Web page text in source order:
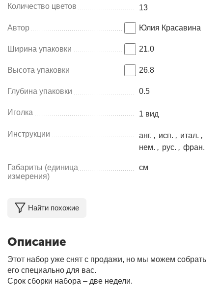
Количество цветов 13
Автор Юлия Красавина
Ширина упаковки 21.0
Высота упаковки 26.8
Глубина упаковки 0.5
Иголка 1 вид
Инструкции анг. , исп. , итал. ,
нем. , рус. , фран.
Габариты (единица
измерения)
см
Найти похожие
Описание
Этот набор уже снят с продажи, но мы можем собрать
его специально для вас.
Срок сборки набора – две недели.